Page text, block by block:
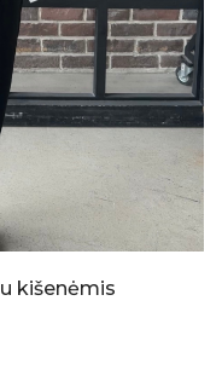
kišenėmis